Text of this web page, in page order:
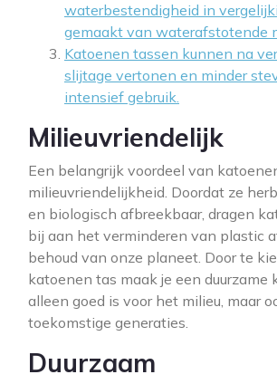
waterbestendigheid in
gemaakt van waterafstotende
Katoenen tassen kunnen na
slijtage vertonen en minder
intensief gebruik.
Milieuvriendelijk
Een belangrijk voordeel van
milieuvriendelijkheid. Doordat ze
en biologisch afbreekbaar, dragen
bij aan het verminderen van plastic
behoud van onze planeet. Door te
katoenen tas maak je een duurzame
alleen goed is voor het milieu, maar
toekomstige generaties.
Duurzaam